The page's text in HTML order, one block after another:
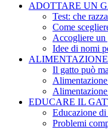
ADOTTARE UN
Test: che
Come
Accogliere un
Idee di nomi
Il gatto può
EDUCARE IL
Educazione
Problemi